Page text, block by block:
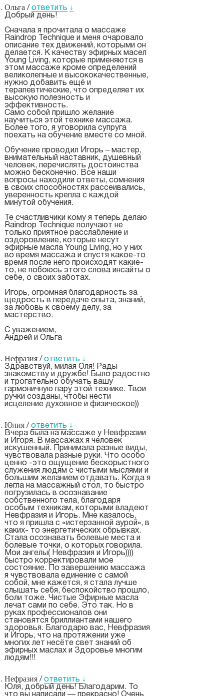
Ольга / ответить ↓
Добрый день!
Сначала я прочитала о массаже
Raindrop Technique и меня очаровало
описание тех движений, которыми он
делается. К качеству эфирных масел
Young Living, которые применяются в
этом массаже кроме определений
великолепные и высококачественные,
нужно добавить ещё и
терапевтические, что определяет их
высокую полезность и
эффективность.
Само собой пришло желание
научиться этой технике массажа.
Более того, я уговорила супруга
поехать на обучение вместе со мной.
Обучение проводил Игорь – мастер,
внимательный наставник, душевный
человек, перечислять достоинства
можно бесконечно. Все наши
вопросы находили ответы, сомнения
в своих способностях рассеивались,
уверенность крепла с каждой
минутой обучения.
Те счастливчики кому я теперь делаю
Raindrop Technique получают не
только приятное расслабление и
оздоровление, которые несут
эфирные масла Young Living, но у них
во время массажа и спустя какое-то
время после него происходят какие-
то, не побоюсь этого слова инсайты о
себе, о своих заботах.
Игорь, огромная благодарность за
щедрость в передаче опыта, знаний,
за любовь к своему делу, за
мастерство.
С уважением,
Андрей и Ольга
Нефразия / ответить ↓
Здравствуй, милая Оля! Рады
знакомству и дружбе! Было радостно
и трогательно обучать вашу
гармоничную пару этой технике. Твои
ручки созданы, чтобы нести
исцеление духовное и физическое))
Юлия / ответить ↓
Вчера была на массаже у Невфразии
и Игоря. В массажах я человек
искушенный. Принимала разные виды,
чувствовала разные руки. Что особо
ценно -это ощущение бескорыстного
служения людям с чистыми мыслями и
большим желанием отдавать. Когда я
легла на массажный стол, то быстро
погрузилась в осознавание
собственного тела, благодаря
особым техникам, которыми владеют
Невфразия и Игорь. Мне казалось,
что я пришла с «истерзанной аурой», в
каких- то энергетических обрывках.
Стала осознавать болевые места и
болевые точки, о которых говорила.
Мои ангелы( Невфразия и Игорь))))
быстро корректировали мое
состояние. По завершению массажа
я чувствовала единение с самой
собой, мне кажется, я стала лучше
слышать себя, беспокойство прошло,
боли тоже. Чистые Эфирные масла
лечат сами по себе. Это так. Но в
руках профессионалов они
становятся бриллиантами нашего
здоровья. Благодарю вас, Невфразия
и Игорь, что на протяжении уже
многих лет несёте свет знаний об
эфирных маслах и Здоровье многим
людям!!!
Нефразия / ответить ↓
Юля, добрый день! Благодарим. То
что вы написали — прекрасно! Очень